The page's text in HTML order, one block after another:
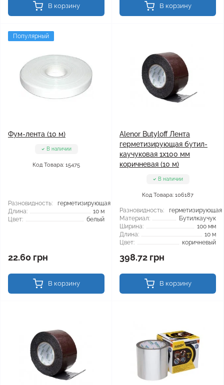
В корзину В корзину
Популярный
Фум-лента (10 м)
В наличии
Код Товара: 15475
Разновидность:
герметизирующая
Длина:
10 м
Цвет:
белый
22.60 грн
В корзину
Alenor Butyloff Лента
герметизирующая бутил-
каучуковая 1х100 мм
коричневая (10 м)
В наличии
Код Товара: 106187
Разновидность:
герметизирующая
Материал:
Бутилкаучук
Ширина:
100 мм
Длина:
10 м
Цвет:
коричневый
398.72 грн
В корзину